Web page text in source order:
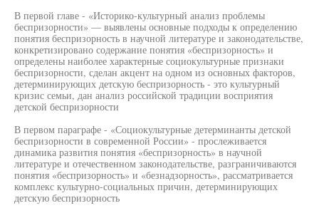
В первой главе - «Историко-культурный анализ проблемы
беспризорности» — выявлены основные подходы к определению
понятия беспризорность в научной литературе и законодательстве,
конкретизировано содержание понятия «беспризорность» и
определены наиболее характерные социокультурные признаки
беспризорности, сделан акцент на одном из основных факторов,
детерминирующих детскую беспризорность - это культурный
кризис семьи, дан анализ российской традиции восприятия
детской беспризорности
В первом параграфе - «Социокультурные детерминанты детской
беспризорности в современной России» - прослеживается
динамика развития понятия «беспризорность» в научной
литературе и отечественном законодательстве, разграничиваются
понятия «беспризорность» и «безнадзорность», рассматривается
комплекс культурно-социальных причин, детерминирующих
детскую беспризорность